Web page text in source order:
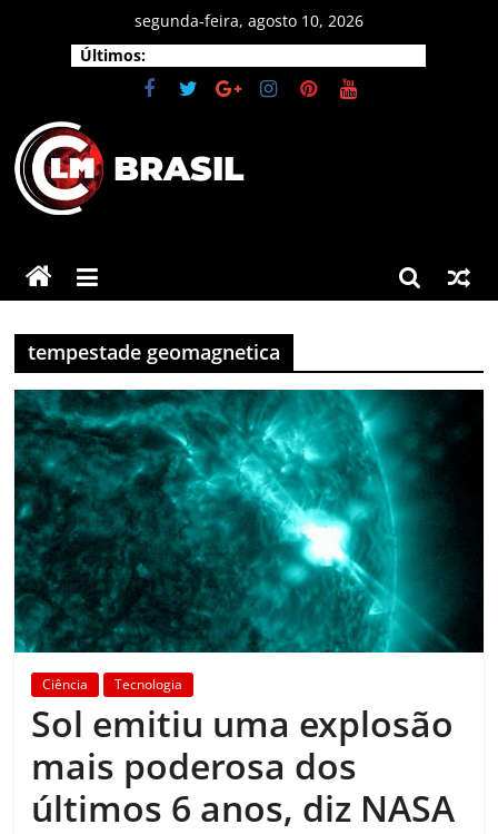
segunda-feira, agosto 10, 2026
Últimos:
CLM
Brasil
As
principais
notícias
do
Brasil
e
do
mundo.
tempestade geomagnetica
Ciência Tecnologia
Sol emitiu uma explosão
mais poderosa dos
últimos 6 anos, diz NASA